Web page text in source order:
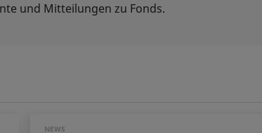
und Mitteilungen zu Fonds.
NEWS